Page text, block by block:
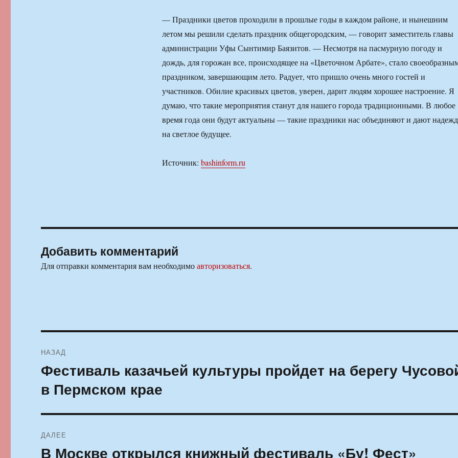
— Праздники цветов проходили в прошлые годы в каждом районе, и нынешним
летом мы решили сделать праздник общегородским, — говорит заместитель главы
администрации Уфы Сынтимир Баязитов. — Несмотря на пасмурную погоду и
дождь, для горожан все, происходящее на «Цветочном Арбате», стало
праздником, завершающим лето. Радует, что пришло очень много гостей и
участников. Обилие красивых цветов, уверен, дарит людям хорошее настроение. Я
думаю, что такие мероприятия станут для нашего города традиционными. В любое
время года они будут актуальны — такие праздники нас объединяют и дают
на светлое будущее.
Источник: bashinform.ru
Добавить комментарий
Для отправки комментария вам необходимоавторизоваться.
по
записям
НАЗАД
Предыдущая
Фестиваль казачьей культуры пройдет на берегу
в Пермском крае
ДАЛЕЕ
Следующая
В Москве открылся книжный фестиваль «Бу! Фест»